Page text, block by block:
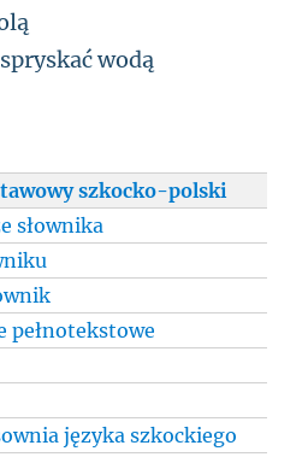
spryskać wodą
szkocko-polski
słownika
pełnotekstowe
języka szkockiego